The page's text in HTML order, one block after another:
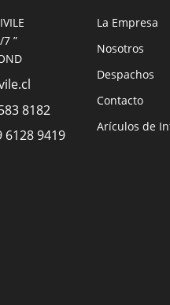
”
8182
6128 9419
La Empresa
Nosotros
Despachos
Contacto
Arículos de